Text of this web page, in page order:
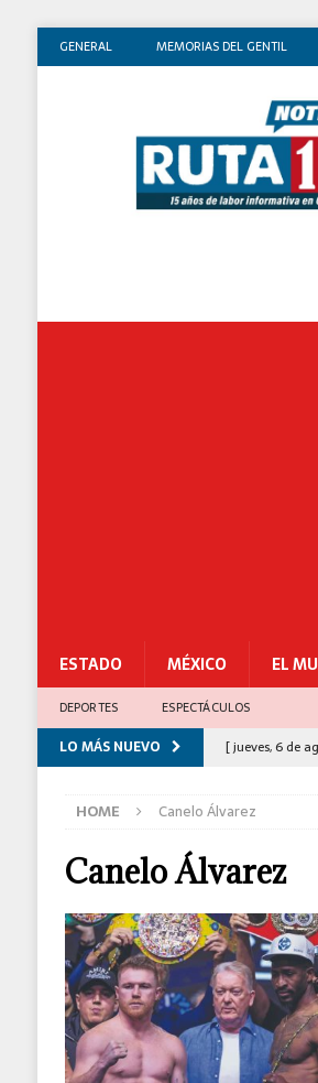
GENERAL MEMORIAS DEL GENTIL
ESTADO MÉXICO EL
DEPORTES ESPECTÁCULOS
LO MÁS NUEVO [ jueves, 6 de
para el Bienestar
[ miércoles, 5
César
[ jueves, 6 de
MUNDO
HOME Canelo Álvarez
Canelo Álvarez